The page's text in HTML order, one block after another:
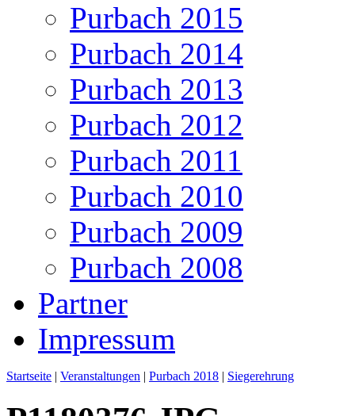
Purbach 2015
Purbach 2014
Purbach 2013
Purbach 2012
Purbach 2011
Purbach 2010
Purbach 2009
Purbach 2008
Partner
Impressum
Startseite | Veranstaltungen | Purbach 2018 | Siegerehrung